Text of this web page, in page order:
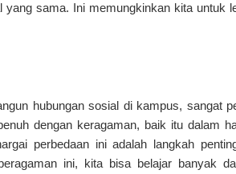
yang sama. Ini memungkinkan kita untuk
hubungan sosial di kampus, sangat
dengan keragaman, baik itu dalam
perbedaan ini adalah langkah
ini, kita bisa belajar banyak